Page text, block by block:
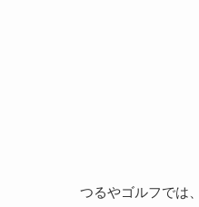
つるやゴルフでは